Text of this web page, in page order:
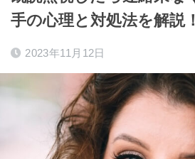
手の心理と対処法を解説！
2023年11月12日